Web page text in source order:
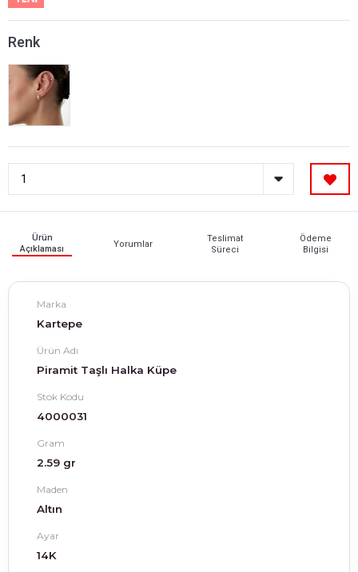
Renk
Ürün
Açıklaması
Yorumlar
Teslimat
Süreci
Ödeme
Bilgisi
Marka
Kartepe
Ürün Adı
Piramit Taşlı Halka Küpe
Stok Kodu
4000031
Gram
2.59 gr
Maden
Altın
Ayar
14K